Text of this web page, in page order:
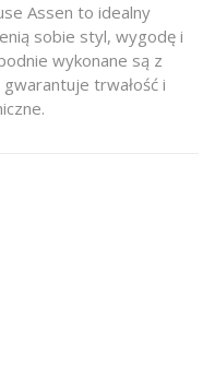
Assen to idealny
sobie styl, wygodę i
wykonane są z
trwałość i